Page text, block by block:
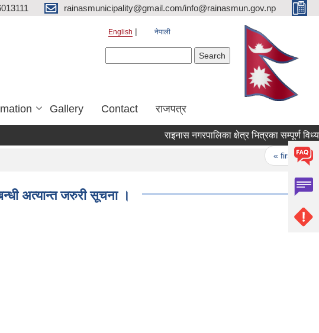
rainasmunicipality@gmail.com/info@rainasmun.gov.np
English नेपाली
Gallery Contact राजपत्र
« first
अत्यान्त जरुरी सूचना ।